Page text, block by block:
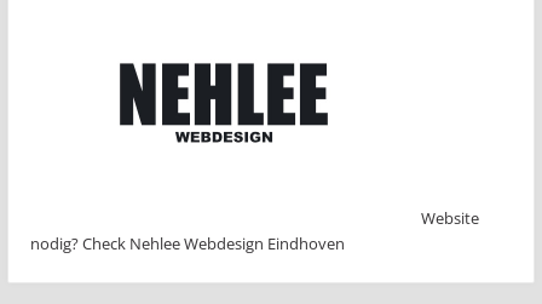
Website
nodig? Check Nehlee Webdesign Eindhoven